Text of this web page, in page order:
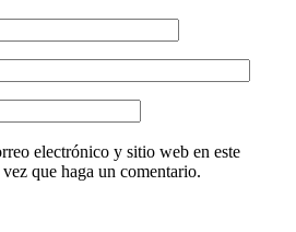
electrónico y sitio web en este
que haga un comentario.